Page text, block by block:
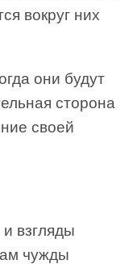
вокруг них
они будут
сторона
своей
взгляды
чужды